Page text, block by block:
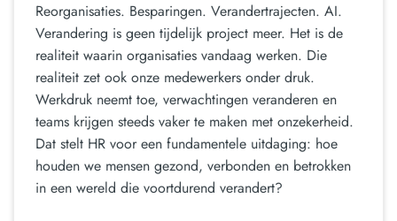
Reorganisaties. Besparingen. Verandertrajecten. AI.
Verandering is geen tijdelijk project meer. Het is de
realiteit waarin organisaties vandaag werken. Die
realiteit zet ook onze medewerkers onder druk.
Werkdruk neemt toe, verwachtingen veranderen en
teams krijgen steeds vaker te maken met onzekerheid.
Dat stelt HR voor een fundamentele uitdaging: hoe
houden we mensen gezond, verbonden en betrokken
in een wereld die voortdurend verandert?